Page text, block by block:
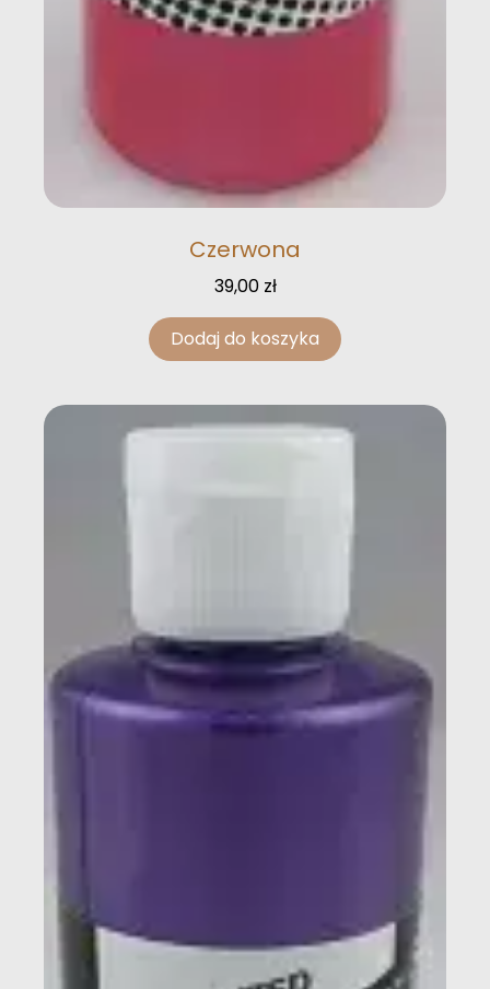
Czerwona
39,00 zł
Dodaj do koszyka